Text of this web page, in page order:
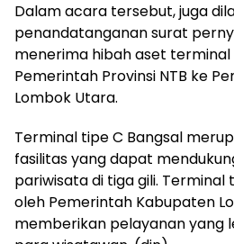
Dalam acara tersebut, juga
penandatanganan surat
menerima hibah aset terminal
Pemerintah Provinsi NTB ke
Lombok Utara.
Terminal tipe C Bangsal
fasilitas yang dapat
pariwisata di tiga gili.
oleh Pemerintah Kabupaten
memberikan pelayanan yang